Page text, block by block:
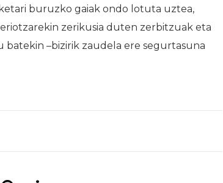
buruzko gaiak ondo lotuta uztea,
zerikusia duten zerbitzuak eta
–bizirik zaudela ere segurtasuna